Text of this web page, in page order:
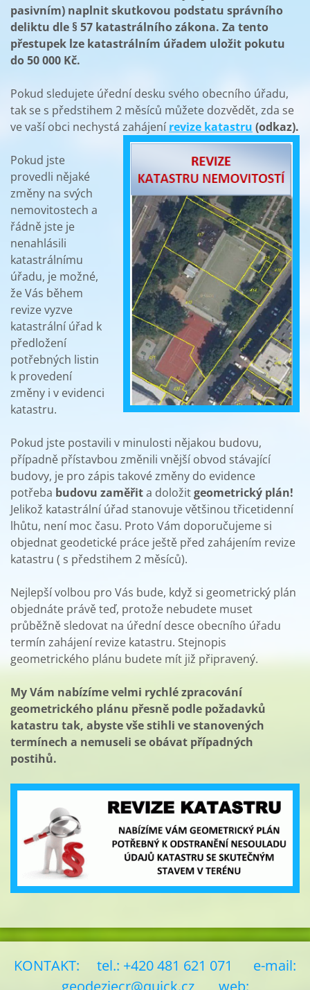
pasivním) naplnit skutkovou podstatu správního
deliktu dle § 57 katastrálního zákona. Za tento
přestupek lze katastrálním úřadem uložit pokutu
do 50 000 Kč.
Pokud sledujete úřední desku svého obecního úřadu,
tak se s předstihem 2 měsíců můžete dozvědět, zda se
ve vaší obci nechystá zahájení revize katastru (odkaz).
Pokud jste
provedli nějaké
změny na svých
nemovitostech a
řádně jste je
nenahlásili
katastrálnímu
úřadu, je možné,
že Vás během
revize vyzve
katastrální úřad k
předložení
potřebných listin
k provedení
změny i v evidenci
katastru.
Pokud jste postavili v minulosti nějakou budovu,
případně přístavbou změnili vnější obvod stávající
budovy, je pro zápis takové změny do evidence
potřeba budovu zaměřita doložitgeometrický plán!
Jelikož katastrální úřad stanovuje většinou třicetidenní
lhůtu, není moc času. Proto Vám doporučujeme si
objednat geodetické práce ještě před zahájením revize
katastru ( s předstihem 2 měsíců).
Nejlepší volbou pro Vás bude, když si geometrický plán
objednáte právě teď, protože nebudete muset
průběžně sledovat na úřední desce obecního úřadu
termín zahájení revize katastru. Stejnopis
geometrického plánu budete mít již připravený.
My Vám nabízíme velmi rychlé zpracování
geometrického plánu přesně podle požadavků
katastru tak, abyste vše stihli ve stanovených
termínech a nemuseli se obávat případných
postihů.
KONTAKT: tel.: +420 481 621 071 e-mail: